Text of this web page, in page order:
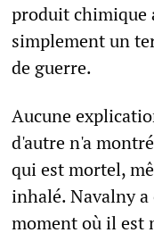
produit chimique
simplement un
de guerre.
Aucune
d'autre n'a
qui est mortel,
inhalé. Navalny a
moment où il est